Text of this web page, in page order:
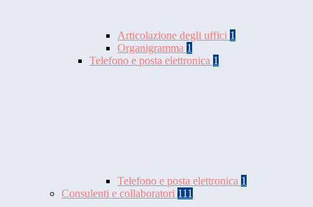
Articolazione degli uffici 1
Organigramma 1
Telefono e posta elettronica 1
Telefono e posta elettronica 1
Consulenti e collaboratori 111